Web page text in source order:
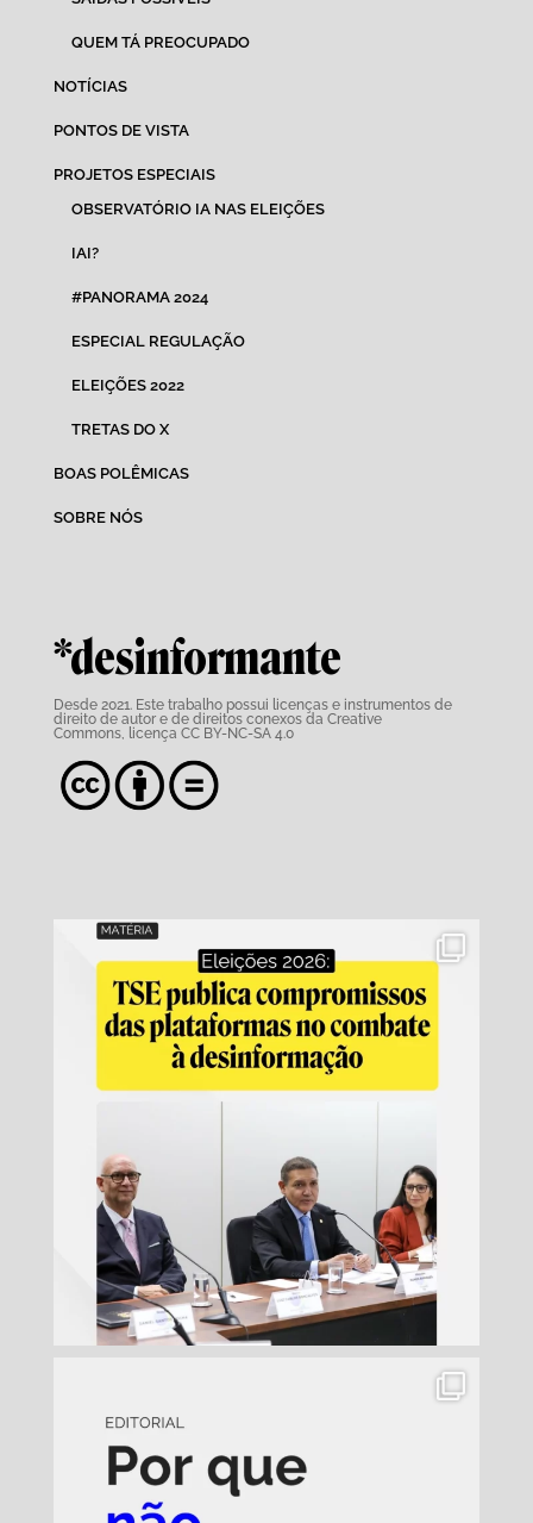
QUEM TÁ PREOCUPADO
NOTÍCIAS
PONTOS DE VISTA
PROJETOS ESPECIAIS
OBSERVATÓRIO IA NAS ELEIÇÕES
IAI?
#PANORAMA 2024
ESPECIAL REGULAÇÃO
ELEIÇÕES 2022
TRETAS DO X
BOAS POLÊMICAS
SOBRE NÓS
*desinformante
Desde 2021. Este trabalho possui licenças e instrumentos de
direito de autor e de direitos conexos da Creative
Commons, licença CC BY-NC-SA 4.0